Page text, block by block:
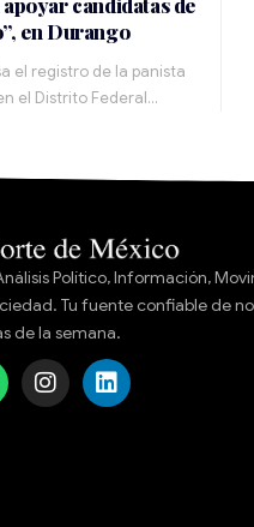
en Durango
el registro de la panista
el Distrito Federal…
Político, Información,
Tu fuente confiable de
de la semana.